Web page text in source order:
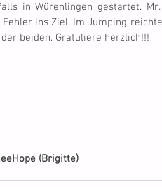
in Würenlingen gestartet.
ins Ziel. Im Jumping
beiden. Gratuliere herzlich!!!
Hope (Brigitte)